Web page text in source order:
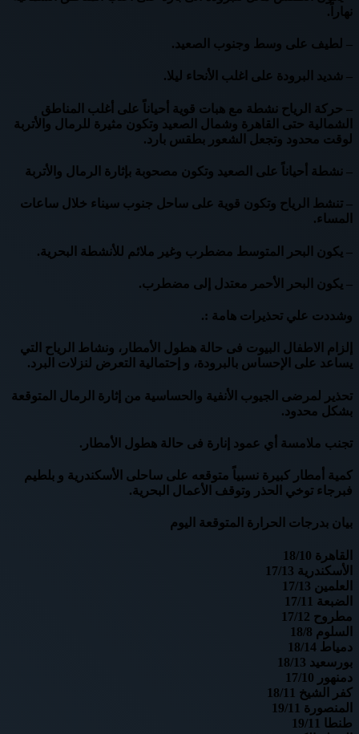
نهاراً.
– لطيف على وسط وجنوب الصعيد.
– شديد البرودة على اغلب الأنحاء ليلا.
– حركة الرياح نشطة مع هبات قوية أحياناً على أغلب المناطق
الشمالية حتى القاهرة وشمال الصعيد وتكون مثيرة للرمال والأتربة
لوقت محدود وتجعل الشعور بطقس بارد.
– نشطة أحياناً على الصعيد وتكون مصحوبة بإثارة الرمال والأتربة
– تنشط الرياح وتكون قوية على ساحل جنوب سيناء خلال ساعات
المساء.
– يكون البحر المتوسط مضطرب وغير ملائم للأنشطة البحرية.
– يكون البحر الأحمر معتدل إلى مضطرب.
وشددت علي تحذيرات هامة :.
إلزام الاطفال البيوت فى حالة هطول الأمطار، ونشاط الرياح التي
يساعد على الإحساس بالبرودة، و إحتمالية التعرض لنزلات البرد.
تحذير لمرضى الجيوب الأنفية والحساسية من إثارة الرمال المتوقعة
بشكل محدود.
تجنب ملامسة أي عمود إنارة فى حالة هطول الأمطار.
كمية أمطار كبيرة نسبياً متوقعه على ساحلى الأسكندرية و بلطيم
فبرجاء توخي الحذر وتوقف الأعمال البحرية.
بيان بدرجات الحرارة المتوقعة اليوم
القاهرة 18/10
الأسكندرية 17/13
العلمين 17/13
الضبعة 17/11
مطروح 17/12
السلوم 18/8
دمياط 18/14
بورسعيد 18/13
دمنهور 17/10
كفر الشيخ 18/11
المنصورة 19/11
طنطا 19/11